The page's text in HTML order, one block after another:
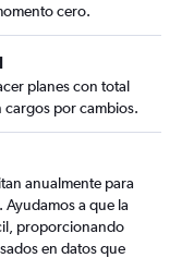
cero.
planes con total
cargos por cambios.
anualmente para
a que la
proporcionando
en datos que